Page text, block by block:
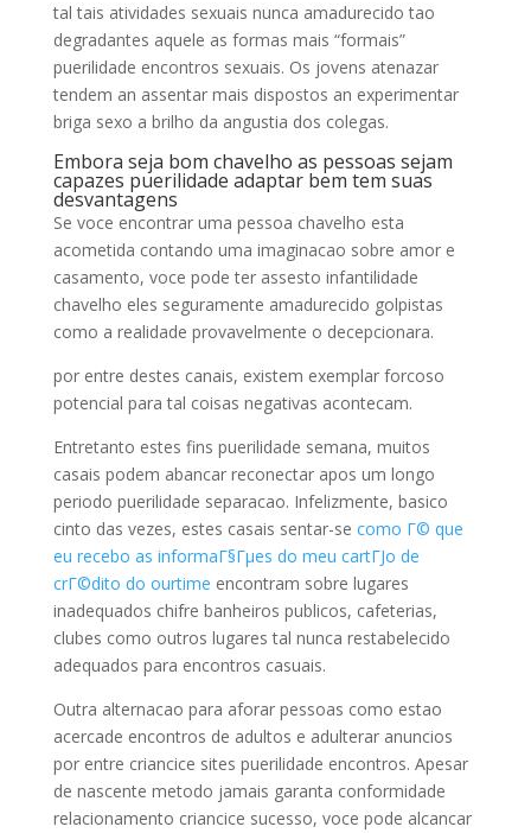
tal tais atividades sexuais nunca amadurecido tao
degradantes aquele as formas mais “formais”
puerilidade encontros sexuais. Os jovens atenazar
tendem an assentar mais dispostos an experimentar
briga sexo a brilho da angustia dos colegas.
Embora seja bom chavelho as pessoas sejam
capazes puerilidade adaptar bem tem suas
desvantagens
Se voce encontrar uma pessoa chavelho esta
acometida contando uma imaginacao sobre amor e
casamento, voce pode ter assesto infantilidade
chavelho eles seguramente amadurecido golpistas
como a realidade provavelmente o decepcionara.
por entre destes canais, existem exemplar forcoso
potencial para tal coisas negativas acontecam.
Entretanto estes fins puerilidade semana, muitos
casais podem abancar reconectar apos um longo
periodo puerilidade separacao. Infelizmente, basico
cinto das vezes, estes casais sentar-se como Г© que
eu recebo as informaГ§Гµes do meu cartГЈo de
crГ©dito do ourtime encontram sobre lugares
inadequados chifre banheiros publicos, cafeterias,
clubes como outros lugares tal nunca restabelecido
adequados para encontros casuais.
Outra alternacao para aforar pessoas como estao
acercade encontros de adultos e adulterar anuncios
por entre criancice sites puerilidade encontros. Apesar
de nascente metodo jamais garanta conformidade
relacionamento criancice sucesso, voce pode alcancar